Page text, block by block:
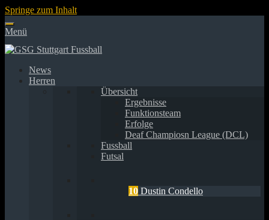
Springe zum Inhalt
Menü
News
Herren
Übersicht
Ergebnisse
Funktionsteam
Erfolge
Deaf Champiosn League (DCL)
Fussball
Futsal
10 Dustin Condello